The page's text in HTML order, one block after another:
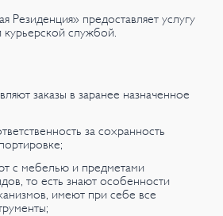
Резиденция» предоставляет услугу
курьерской службой.
заказы в заранее назначенное
за сохранность
с мебелью и предметами
то есть знают особенности
имеют при себе все